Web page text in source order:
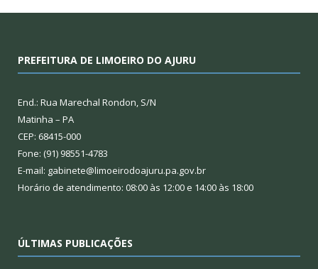
PREFEITURA DE LIMOEIRO DO AJURU
End.: Rua Marechal Rondon, S/N
Matinha – PA
CEP: 68415-000
Fone: (91) 98551-4783
E-mail: gabinete@limoeirodoajuru.pa.gov.br
Horário de atendimento: 08:00 às 12:00 e 14:00 às 18:00
ÚLTIMAS PUBLICAÇÕES